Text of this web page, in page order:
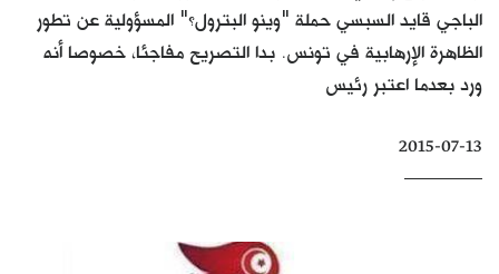
دفاتر
بالصورة
الباجي قايد السبسي حملة "وينو البترول؟" المسؤولية عن تطور
الظاهرة الإرهابية في تونس. بدا التصريح مفاجئا، خصوصا أنه
ورد بعدما اعتبر رئيس
2015-07-13